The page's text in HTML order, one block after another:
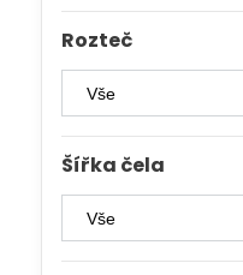
Rozteč
Šířka čela